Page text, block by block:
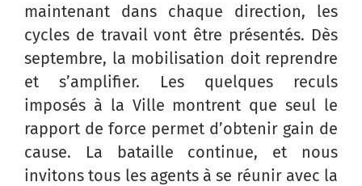
maintenant dans chaque direction, les
cycles de travail vont être présentés. Dès
septembre, la mobilisation doit reprendre
et s’amplifier. Les quelques reculs
imposés à la Ville montrent que seul le
rapport de force permet d’obtenir gain de
cause. La bataille continue, et nous
invitons tous les agents à se réunir avec la